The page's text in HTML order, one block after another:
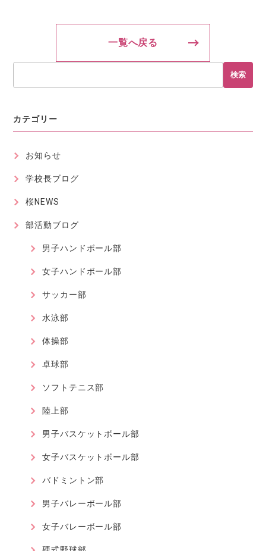
一覧へ戻る
検索
カテゴリー
お知らせ
学校長ブログ
桜NEWS
部活動ブログ
男子ハンドボール部
女子ハンドボール部
サッカー部
水泳部
体操部
卓球部
ソフトテニス部
陸上部
男子バスケットボール部
女子バスケットボール部
バドミントン部
男子バレーボール部
女子バレーボール部